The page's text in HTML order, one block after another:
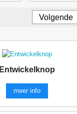
Volgende
Entwickelknop
meer info